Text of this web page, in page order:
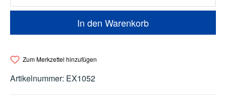
In den Warenkorb
Zum Merkzettel hinzufügen
Artikelnummer: EX1052